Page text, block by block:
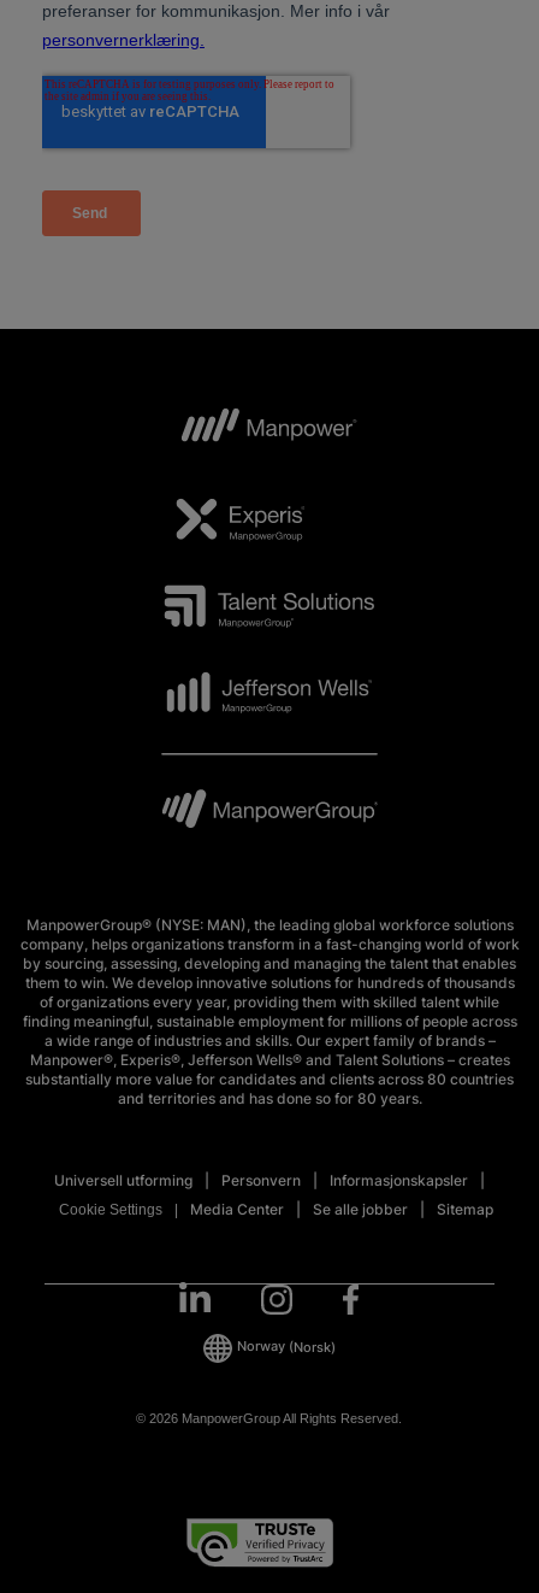
ManpowerGroup® (NYSE: MAN), the leading global workforce solutions
company, helps organizations transform in a fast-changing world of work
by sourcing, assessing, developing and managing the talent that enables
them to win. We develop innovative solutions for hundreds of thousands
of organizations every year, providing them with skilled talent while
finding meaningful, sustainable employment for millions of people across
a wide range of industries and skills. Our expert family of brands –
Manpower®, Experis®, Jefferson Wells® and Talent Solutions – creates
substantially more value for candidates and clients across 80 countries
and territories and has done so for 80 years.
Universell utforming Personvern Informasjonskapsler
Cookie Settings Media Center Se alle jobber Sitemap
© 2026 ManpowerGroup All Rights Reserved.
Norway (Norsk)